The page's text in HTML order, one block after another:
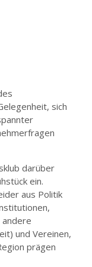
sich
darüber
ein.
aus Politik
andere
und Vereinen,
prägen